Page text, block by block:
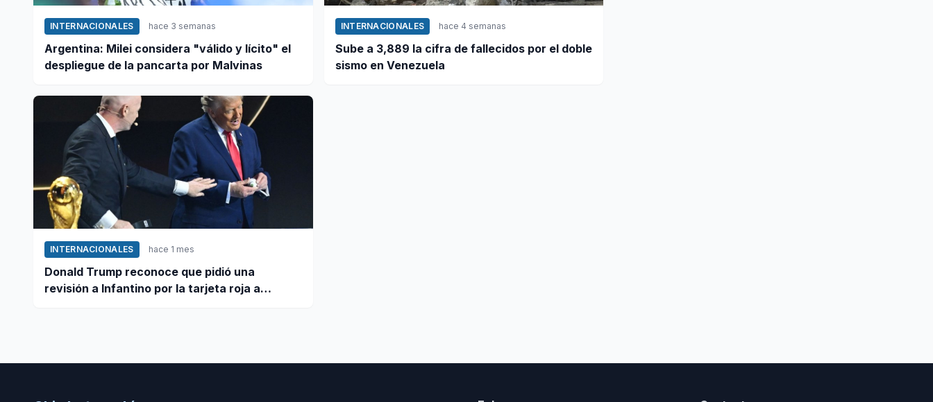
INTERNACIONALES hace 3 semanas
Argentina: Milei considera "válido y lícito" el
despliegue de la pancarta por Malvinas
INTERNACIONALES hace 4 semanas
Sube a 3,889 la cifra de fallecidos por el doble
sismo en Venezuela
INTERNACIONALES hace 1 mes
Donald Trump reconoce que pidió una
revisión a Infantino por la tarjeta roja a